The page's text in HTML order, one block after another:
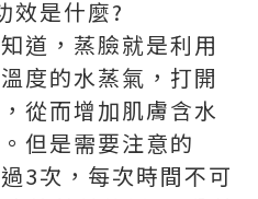
效是什麼?
道，蒸臉就是利用
度的水蒸氣，打開
從而增加肌膚含水
但是需要注意的
3次，每次時間不可